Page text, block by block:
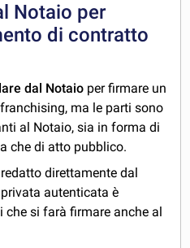
Notaio per
di contratto
dal Notaio per firmare un
ma le parti sono
al Notaio, sia in forma di
che di atto pubblico.
direttamente dal
autenticata è
si farà firmare anche al